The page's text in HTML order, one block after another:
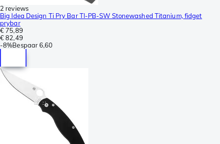
2 reviews
Big Idea Design Ti Pry Bar TI-PB-SW Stonewashed Titanium, fidget
prybar
€ 75,89
€ 82,49
-8%Bespaar6,60